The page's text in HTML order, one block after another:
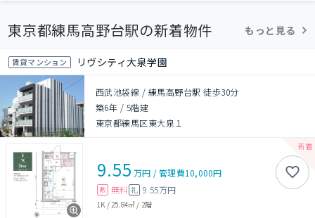
東京都練馬高野台駅の新着物件 もっと見る
賃貸マンション リヴシティ大泉学園
西武池袋線 / 練馬高野台駅 徒歩30分
築6年 / 5階建
東京都練馬区東大泉１
9.55 万円 /管理費10,000円
敷 無料 礼 9.55万円
1K / 25.84㎡ / 2階